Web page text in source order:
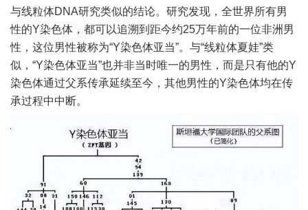
与线粒体DNA研究类似的结论。研究发现，全世界所有男
性的Y染色体，都可以追溯到距今约25万年前的一位非洲男
性，这位男性被称为“Y染色体亚当”。与“线粒体夏娃”类
似，“Y染色体亚当”也并非当时唯一的男性，而是只有他的Y
染色体通过父系传承延续至今，其他男性的Y染色体均在传
承过程中中断。